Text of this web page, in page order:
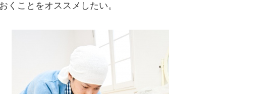
くことをオススメしたい。